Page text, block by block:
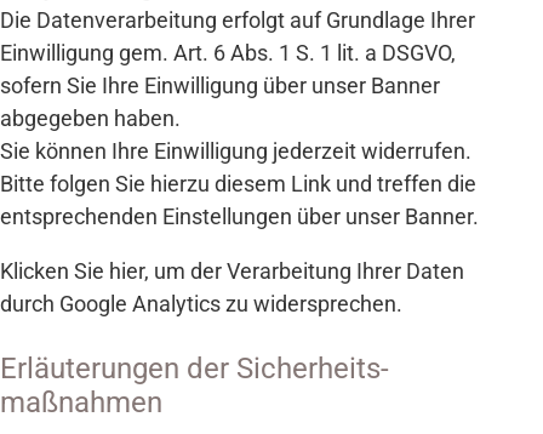
Die Datenverarbeitung erfolgt auf Grundlage Ihrer
Einwilligung gem. Art. 6 Abs. 1 S. 1 lit. a DSGVO,
sofern Sie Ihre Einwilligung über unser Banner
abgegeben haben.
Sie können Ihre Ein­willigung jeder­zeit wider­rufen.
Bitte folgen Sie hierzu diesem Link und treffen die
ent­sprechenden Ein­stellungen über unser Banner.
Klicken Sie hier, um der Ver­arbeitung Ihrer Daten
durch Google Analytics zu wider­sprechen.
Erläuterungen der Sicherheits­
maßnahmen